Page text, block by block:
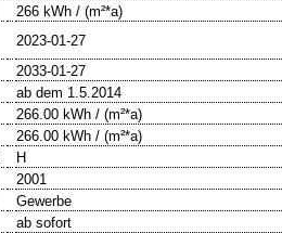
266 kWh / (m²*a)
2023-01-27
2033-01-27
ab dem 1.5.2014
266.00 kWh / (m²*a)
266.00 kWh / (m²*a)
H
2001
Gewerbe
ab sofort